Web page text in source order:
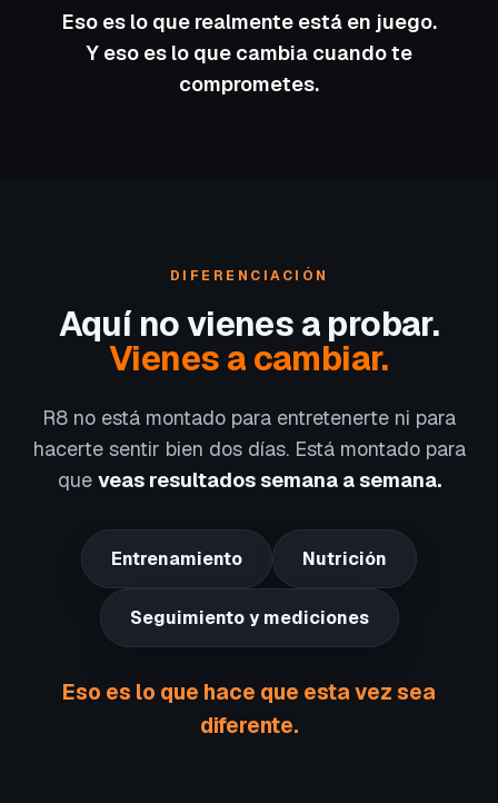
Eso es lo que realmente está en juego.
Y eso es lo que cambia cuando te
comprometes.
DIFERENCIACIÓN
Aquí no vienes a probar.
Vienes a cambiar.
R8 no está montado para entretenerte ni para
hacerte sentir bien dos días. Está montado para
que veas resultados semana a semana.
Entrenamiento Nutrición
Seguimiento y mediciones
Eso es lo que hace que esta vez sea
diferente.